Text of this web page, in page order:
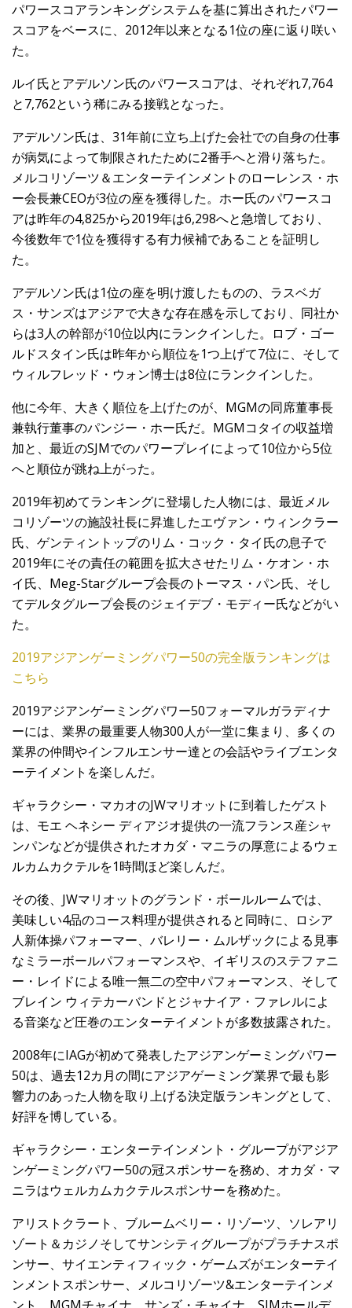
パワースコアランキングシステムを基に算出されたパワー
スコアをベースに、2012年以来となる1位の座に返り咲い
た。
ルイ氏とアデルソン氏のパワースコアは、それぞれ7,764
と7,762という稀にみる接戦となった。
アデルソン氏は、31年前に立ち上げた会社での自身の仕事
が病気によって制限されたために2番手へと滑り落ちた。
メルコリゾーツ＆エンターテインメントのローレンス・ホ
ー会長兼CEOが3位の座を獲得した。ホー氏のパワースコ
アは昨年の4,825から2019年は6,298へと急増しており、
今後数年で1位を獲得する有力候補であることを証明し
た。
アデルソン氏は1位の座を明け渡したものの、ラスベガ
ス・サンズはアジアで大きな存在感を示しており、同社か
らは3人の幹部が10位以内にランクインした。ロブ・ゴー
ルドスタイン氏は昨年から順位を1つ上げて7位に、そして
ウィルフレッド・ウォン博士は8位にランクインした。
他に今年、大きく順位を上げたのが、MGMの同席董事長
兼執行董事のパンジー・ホー氏だ。MGMコタイの収益増
加と、最近のSJMでのパワープレイによって10位から5位
へと順位が跳ね上がった。
2019年初めてランキングに登場した人物には、最近メル
コリゾーツの施設社長に昇進したエヴァン・ウィンクラー
氏、ゲンティントップのリム・コック・タイ氏の息子で
2019年にその責任の範囲を拡大させたリム・ケオン・ホ
イ氏、Meg-Starグループ会長のトーマス・パン氏、そし
てデルタグループ会長のジェイデブ・モディー氏などがい
た。
2019アジアンゲーミングパワー50の完全版ランキングは
こちら
2019アジアンゲーミングパワー50フォーマルガラディナ
ーには、業界の最重要人物300人が一堂に集まり、多くの
業界の仲間やインフルエンサー達との会話やライブエンタ
ーテイメントを楽しんだ。
ギャラクシー・マカオのJWマリオットに到着したゲスト
は、モエ ヘネシー ディアジオ提供の一流フランス産シャ
ンパンなどが提供されたオカダ・マニラの厚意によるウェ
ルカムカクテルを1時間ほど楽しんだ。
その後、JWマリオットのグランド・ボールルームでは、
美味しい4品のコース料理が提供されると同時に、ロシア
人新体操パフォーマー、バレリー・ムルザックによる見事
なミラーボールパフォーマンスや、イギリスのステファニ
ー・レイドによる唯一無二の空中パフォーマンス、そして
ブレイン ウィテカーバンドとジャナイア・ファレルによ
る音楽など圧巻のエンターテイメントが多数披露された。
2008年にIAGが初めて発表したアジアンゲーミングパワー
50は、過去12カ月の間にアジアゲーミング業界で最も影
響力のあった人物を取り上げる決定版ランキングとして、
好評を博している。
ギャラクシー・エンターテインメント・グループがアジア
ンゲーミングパワー50の冠スポンサーを務め、オカダ・マ
ニラはウェルカムカクテルスポンサーを務めた。
アリストクラート、ブルームベリー・リゾーツ、ソレアリ
ゾート＆カジノそしてサンシティグループがプラチナスポ
ンサー、サイエンティフィック・ゲームズがエンターテイ
ンメントスポンサー、メルコリゾーツ&エンターテインメ